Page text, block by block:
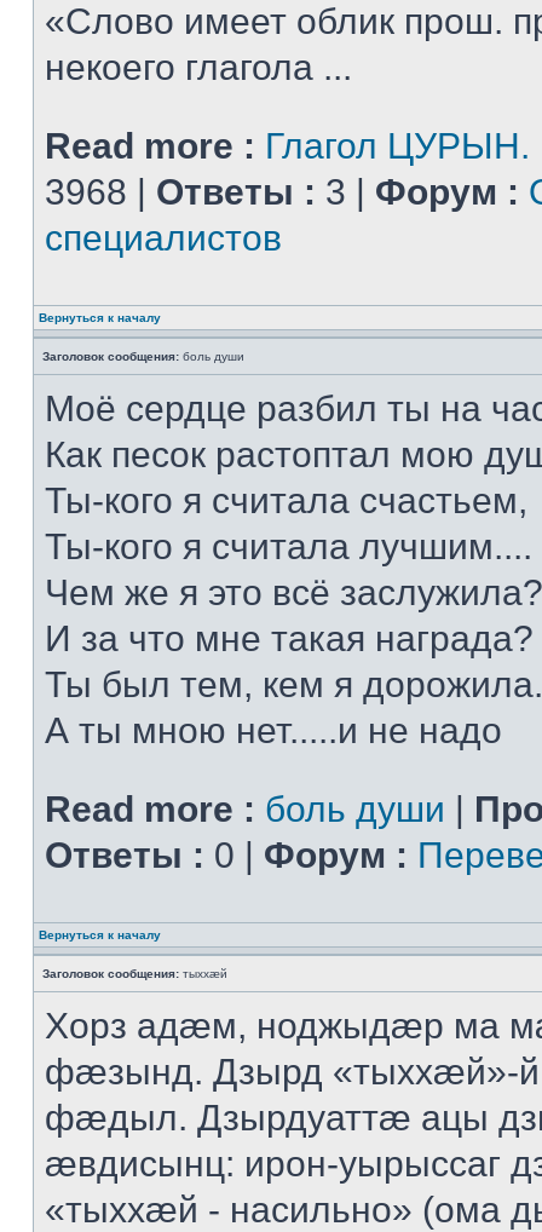
«Слово имеет облик прош.
некоего глагола ...
Read more : Глагол ЦУРЫН.
3968 | Ответы : 3 | Форум :
специалистов
Вернуться к началу
Заголовок сообщения: боль души
Моё сердце разбил ты на
Как песок растоптал мою
Ты-кого я считала счастьем,
Ты-кого я считала лучшим....
Чем же я это всё заслужила?
И за что мне такая награда?
Ты был тем, кем я
А ты мною нет.....и не надо
Read more : боль души |
Ответы : 0 | Форум :
Вернуться к началу
Заголовок сообщения: тыххӕй
Хорз адӕм, ноджыдӕр ма
фӕзынд. Дзырд «тыххӕй»-
фӕдыл. Дзырдуаттӕ ацы
ӕвдисынц: ирон-уырыссаг
«тыххӕй - насильно» (ома